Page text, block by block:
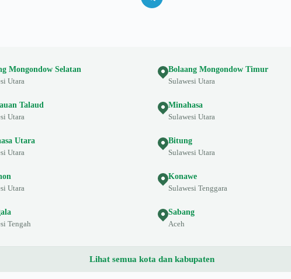
Mongondow Selatan
Utara
Bolaang Mongondow Timur
Sulawesi Utara
Talaud
Utara
Minahasa
Sulawesi Utara
Utara
Utara
Bitung
Sulawesi Utara
Utara
Konawe
Sulawesi Tenggara
Tengah
Sabang
Aceh
Lihat semua kota dan kabupaten